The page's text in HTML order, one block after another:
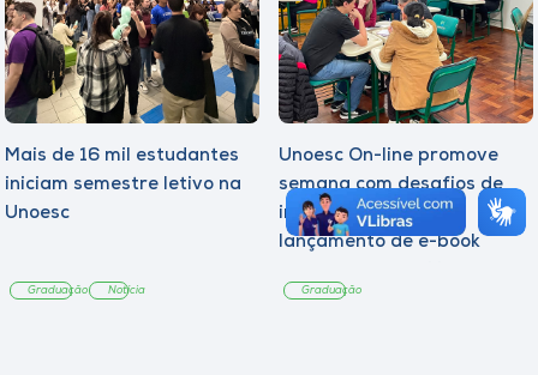
Mais de 16 mil estudantes
iniciam semestre letivo na
Unoesc
Graduação Notícia
Unoesc On-line promove
semana com desafios de
inovação, inclusão e
lançamento de e-book
Graduação